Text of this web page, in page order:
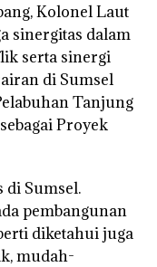
Kolonel Laut
sinergitas dalam
serta sinergi
di Sumsel
Tanjung
Proyek
di Sumsel.
pembangunan
diketahui juga
mudah-